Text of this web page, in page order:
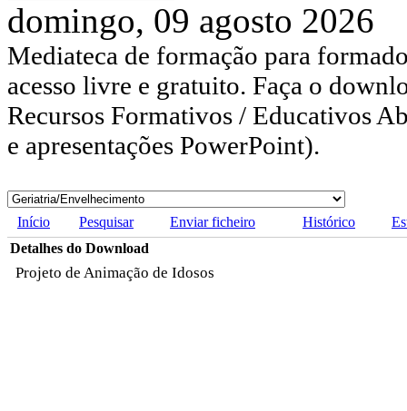
domingo, 09 agosto 2026
Mediateca de formação para
acesso livre e gratuito. Faça o
Recursos Formativos / Educativos
e apresentações PowerPoint).
Início Pesquisar Enviar ficheiro Histórico
Detalhes do Download
Projeto de Animação de Idosos